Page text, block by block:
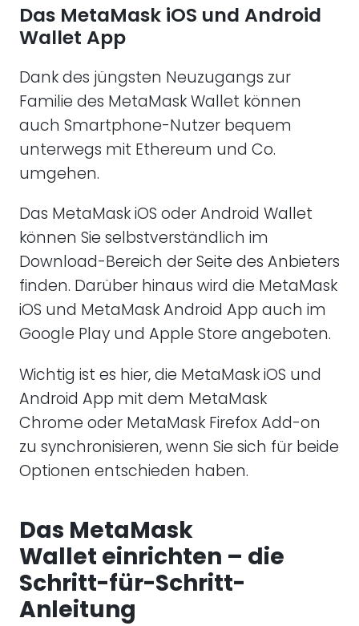
Das MetaMask iOS und Android
Wallet App
Dank des jüngsten Neuzugangs zur
Familie des MetaMask Wallet können
auch Smartphone-Nutzer bequem
unterwegs mit Ethereum und Co.
umgehen.
Das MetaMask iOS oder Android Wallet
können Sie selbstverständlich im
Download-Bereich der Seite des Anbieters
finden. Darüber hinaus wird die MetaMask
iOS und MetaMask Android App auch im
Google Play und Apple Store angeboten.
Wichtig ist es hier, die MetaMask iOS und
Android App mit dem MetaMask
Chrome oder MetaMask Firefox Add-on
zu synchronisieren, wenn Sie sich für beide
Optionen entschieden haben.
Das MetaMask
Wallet einrichten – die
Schritt-für-Schritt-
Anleitung